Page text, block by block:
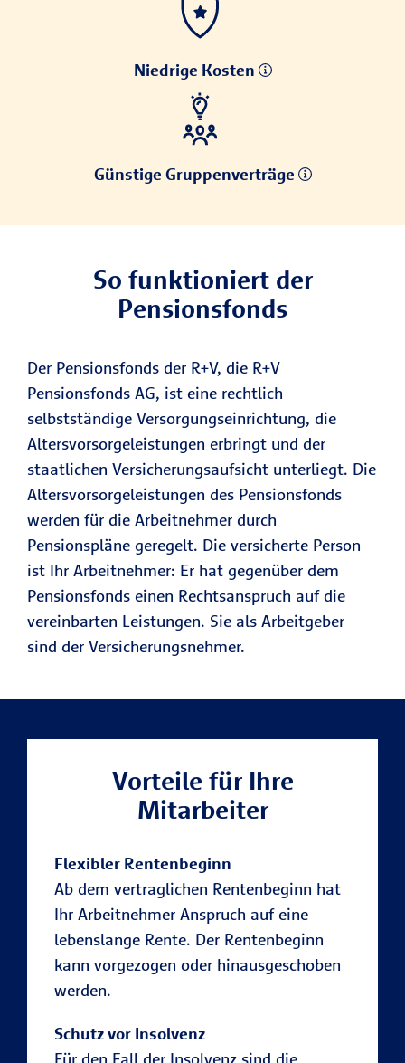
Niedrige Kosten
Günstige Gruppenverträge
So funktioniert der
Pensionsfonds
Der Pensionsfonds der R+V, die R+V
Pensionsfonds AG, ist eine rechtlich
selbstständige Versorgungseinrichtung, die
Altersvorsorgeleistungen erbringt und der
staatlichen Versicherungsaufsicht unterliegt. Die
Altersvorsorgeleistungen des Pensionsfonds
werden für die Arbeitnehmer durch
Pensionspläne geregelt. Die versicherte Person
ist Ihr Arbeitnehmer: Er hat gegenüber dem
Pensionsfonds einen Rechtsanspruch auf die
vereinbarten Leistungen. Sie als Arbeitgeber
sind der Versicherungsnehmer.
Vorteile für Ihre
Mitarbeiter
Flexibler Rentenbeginn
Ab dem vertraglichen Rentenbeginn hat
Ihr Arbeitnehmer Anspruch auf eine
lebenslange Rente. Der Rentenbeginn
kann vorgezogen oder hinausgeschoben
werden.
Schutz vor Insolvenz